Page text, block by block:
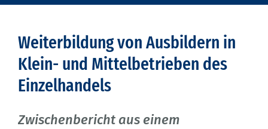
Weiterbildung von Ausbildern in
Klein- und Mittelbetrieben des
Einzelhandels
Zwischenbericht aus einem